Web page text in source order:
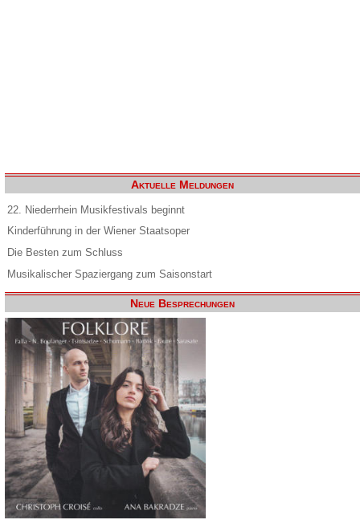
Aktuelle Meldungen
22. Niederrhein Musikfestivals beginnt
Kinderführung in der Wiener Staatsoper
Die Besten zum Schluss
Musikalischer Spaziergang zum Saisonstart
Neue Besprechungen